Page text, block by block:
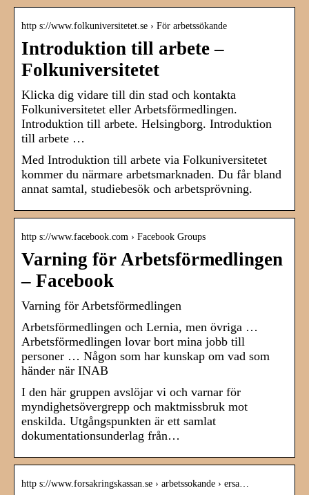
http s://www.folkuniversitetet.se › För arbetssökande
Introduktion till arbete –
Folkuniversitetet
Klicka dig vidare till din stad och kontakta
Folkuniversitetet eller Arbetsförmedlingen.
Introduktion till arbete. Helsingborg. Introduktion
till arbete …
Med Introduktion till arbete via Folkuniversitetet
kommer du närmare arbetsmarknaden. Du får bland
annat samtal, studiebesök och arbetsprövning.
http s://www.facebook.com › Facebook Groups
Varning för Arbetsförmedlingen
– Facebook
Varning för Arbetsförmedlingen
Arbetsförmedlingen och Lernia, men övriga …
Arbetsförmedlingen lovar bort mina jobb till
personer … Någon som har kunskap om vad som
händer när INAB
I den här gruppen avslöjar vi och varnar för
myndighetsövergrepp och maktmissbruk mot
enskilda. Utgångspunkten är ett samlat
dokumentationsunderlag från…
http s://www.forsakringskassan.se › arbetssokande › ersa…